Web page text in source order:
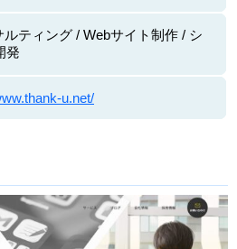
ルティング / Webサイト制作 / シ
発
u.net/